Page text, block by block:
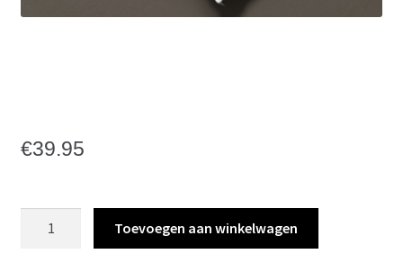
€39.95
Toevoegen aan winkelwagen